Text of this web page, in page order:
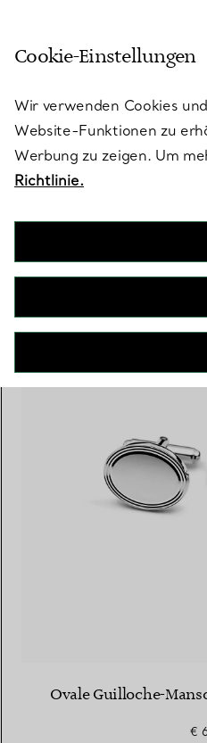
Eheringe für Damen
€
Cookie-Einstellungen
Wir verwenden Cookies
Website-Funktionen zu
Werbung zu zeigen. Um
Richtlinie.